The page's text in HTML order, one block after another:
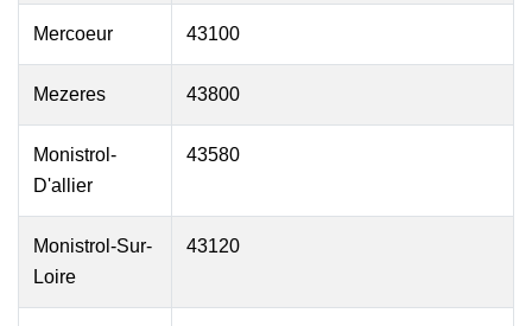
Mercoeur 43100
Mezeres 43800
Monistrol-
D'allier
43580
Monistrol-Sur-
Loire
43120